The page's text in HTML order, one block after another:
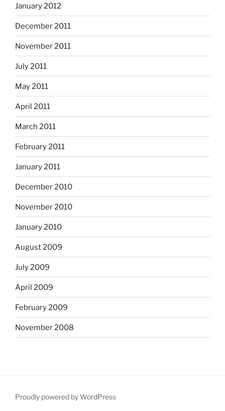
January 2012
December 2011
November 2011
July 2011
May 2011
April 2011
March 2011
February 2011
January 2011
December 2010
November 2010
January 2010
August 2009
July 2009
April 2009
February 2009
November 2008
Proudly powered by WordPress